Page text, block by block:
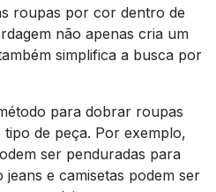
roupas por cor dentro de
não apenas cria um
simplifica a busca por
para dobrar roupas
de peça. Por exemplo,
ser penduradas para
e camisetas podem ser